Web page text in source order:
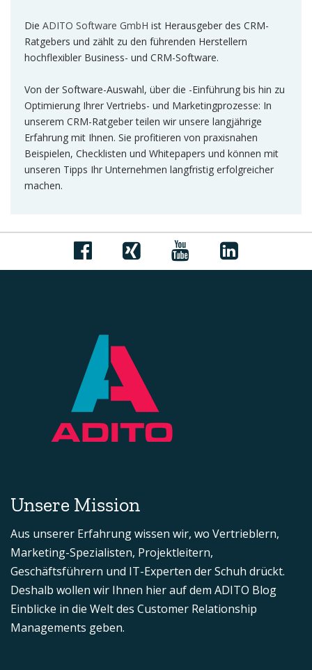
Die ADITO Software GmbH ist Herausgeber des CRM-
Ratgebers und zählt zu den führenden Herstellern
hochflexibler Business- und CRM-Software.
Von der Software-Auswahl, über die -Einführung bis hin zu
Optimierung Ihrer Vertriebs- und Marketingprozesse: In
unserem CRM-Ratgeber teilen wir unsere langjährige
Erfahrung mit Ihnen. Sie profitieren von praxisnahen
Beispielen, Checklisten und Whitepapers und können mit
unseren Tipps Ihr Unternehmen langfristig erfolgreicher
machen.
Unsere Mission
Aus unserer Erfahrung wissen wir, wo Vertrieblern,
Marketing-Spezialisten, Projektleitern,
Geschäftsführern und IT-Experten der Schuh drückt.
Deshalb wollen wir Ihnen hier auf dem ADITO Blog
Einblicke in die Welt des Customer Relationship
Managements geben.